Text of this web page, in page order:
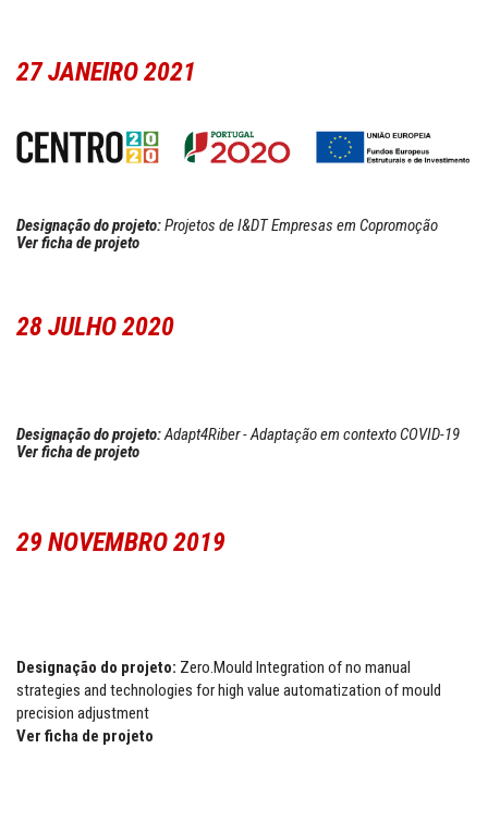
27 JANEIRO 2021
Designação do projeto:Projetos de I&DT Empresas em Copromoção
Ver ficha de projeto
28 JULHO 2020
Designação do projeto:Adapt4Riber - Adaptação em contexto COVID-19
Ver ficha de projeto
29 NOVEMBRO 2019
Designação do projeto: Zero.Mould Integration of no manual
strategies and technologies for high value automatization of mould
precision adjustment
Ver ficha de projeto